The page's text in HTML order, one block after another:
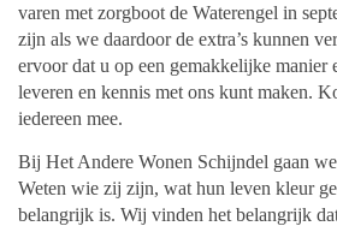
varen met zorgboot de Waterengel in
zijn als we daardoor de extra’s kunnen
ervoor dat u op een gemakkelijke manier
leveren en kennis met ons kunt maken.
iedereen mee.
Bij Het Andere Wonen Schijndel gaan
Weten wie zij zijn, wat hun leven kleur
belangrijk is. Wij vinden het belangrijk